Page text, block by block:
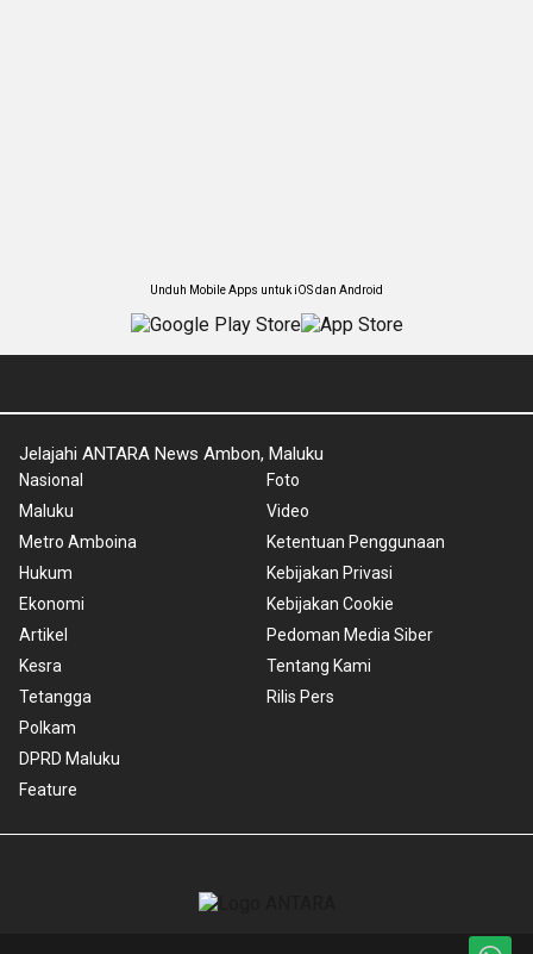
Unduh Mobile Apps untuk iOS dan Android
Jelajahi ANTARA News Ambon, Maluku
Nasional
Maluku
Metro Amboina
Hukum
Ekonomi
Artikel
Kesra
Tetangga
Polkam
DPRD Maluku
Feature
Foto
Video
Ketentuan Penggunaan
Kebijakan Privasi
Kebijakan Cookie
Pedoman Media Siber
Tentang Kami
Rilis Pers